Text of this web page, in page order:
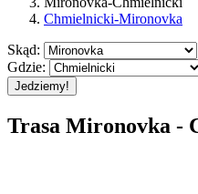
Chmielnicki-Mironovka
Skąd:
Gdzie:
Jedziemy!
Trasa Mironovka -